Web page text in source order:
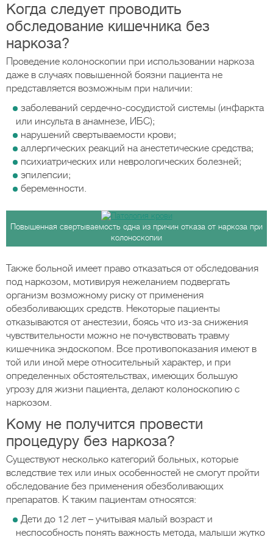
Когда следует проводить
обследование кишечника без
наркоза?
Проведение колоноскопии при использовании наркоза
даже в случаях повышенной боязни пациента не
представляется возможным при наличии:
заболеваний сердечно-сосудистой системы (инфаркта
или инсульта в анамнезе, ИБС);
нарушений свертываемости крови;
аллергических реакций на анестетические средства;
психиатрических или неврологических болезней;
эпилепсии;
беременности.
Повышенная свертываемость одна из причин отказа от наркоза при
колоноскопии
Также больной имеет право отказаться от обследования
под наркозом, мотивируя нежеланием подвергать
организм возможному риску от применения
обезболивающих средств. Некоторые пациенты
отказываются от анестезии, боясь что из-за снижения
чувствительности можно не почувствовать травму
кишечника эндоскопом. Все противопоказания имеют в
той или иной мере относительный характер, и при
определенных обстоятельствах, имеющих большую
угрозу для жизни пациента, делают колоноскопию с
наркозом.
Кому не получится провести
процедуру без наркоза?
Существуют несколько категорий больных, которые
вследствие тех или иных особенностей не смогут пройти
обследование без применения обезболивающих
препаратов. К таким пациентам относятся:
Дети до 12 лет – учитывая малый возраст и
неспособность понять важность метода, малыши жутко